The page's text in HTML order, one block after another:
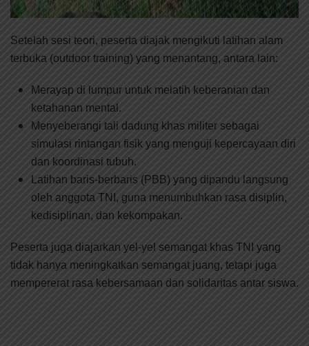
Setelah sesi teori, peserta diajak mengikuti latihan alam
terbuka (outdoor training) yang menantang, antara lain:
Merayap di lumpur untuk melatih keberanian dan
ketahanan mental.
Menyeberangi tali dadung khas militer sebagai
simulasi rintangan fisik yang menguji kepercayaan diri
dan koordinasi tubuh.
Latihan baris-berbaris (PBB) yang dipandu langsung
oleh anggota TNI, guna menumbuhkan rasa disiplin,
kedisiplinan, dan kekompakan.
Peserta juga diajarkan yel-yel semangat khas TNI yang
tidak hanya meningkatkan semangat juang, tetapi juga
mempererat rasa kebersamaan dan solidaritas antar siswa.